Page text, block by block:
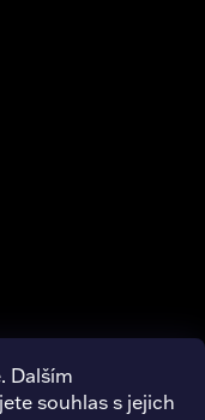
Dalším
souhlas s jejich